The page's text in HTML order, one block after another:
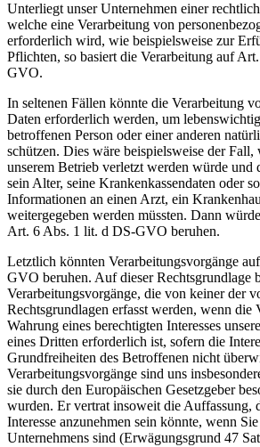
Unterliegt unser Unternehmen einer
welche eine Verarbeitung von
erforderlich wird, wie beispielsweise zur
Pflichten, so basiert die Verarbeitung auf
GVO.
In seltenen Fällen könnte die Verarbeitung
Daten erforderlich werden, um
betroffenen Person oder einer anderen
schützen. Dies wäre beispielsweise der Fall,
unserem Betrieb verletzt werden würde und
sein Alter, seine Krankenkassendaten oder
Informationen an einen Arzt, ein
weitergegeben werden müssten. Dann
Art. 6 Abs. 1 lit. d DS-GVO beruhen.
Letztlich könnten Verarbeitungsvorgänge
GVO beruhen. Auf dieser Rechtsgrundlage
Verarbeitungsvorgänge, die von keiner der
Rechtsgrundlagen erfasst werden, wenn die
Wahrung eines berechtigten Interesses
eines Dritten erforderlich ist, sofern die
Grundfreiheiten des Betroffenen nicht
Verarbeitungsvorgänge sind uns
sie durch den Europäischen Gesetzgeber
wurden. Er vertrat insoweit die Auffassung,
Interesse anzunehmen sein könnte, wenn
Unternehmens sind (Erwägungsgrund 47